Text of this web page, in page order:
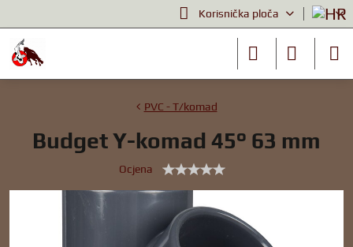
Korisnička ploča
PVC - T/komad
Budget Y-komad 45° 63 mm
Ocjena